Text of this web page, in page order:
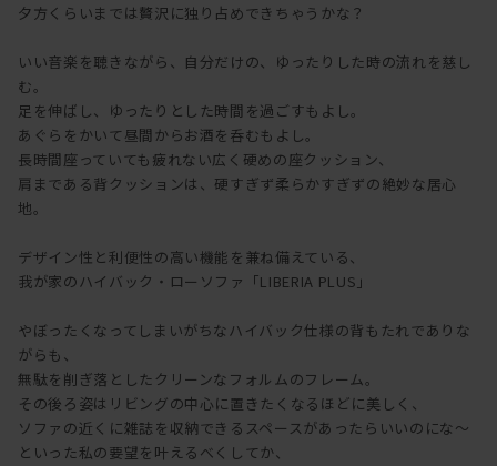
夕方くらいまでは贅沢に独り占めできちゃうかな？
いい音楽を聴きながら、自分だけの、ゆったりした時の流れを慈し
む。
足を伸ばし、ゆったりとした時間を過ごすもよし。
あぐらをかいて昼間からお酒を呑むもよし。
長時間座っていても疲れない広く硬めの座クッション、
肩まである背クッションは、硬すぎず柔らかすぎずの絶妙な居心
地。
デザイン性と利便性の高い機能を兼ね備えている、
我が家のハイバック・ローソファ「LIBERIA PLUS」
やぼったくなってしまいがちなハイバック仕様の背もたれでありな
がらも、
無駄を削ぎ落としたクリーンなフォルムのフレーム。
その後ろ姿はリビングの中心に置きたくなるほどに美しく、
ソファの近くに雑誌を収納できるスペースがあったらいいのにな～
といった私の要望を叶えるべくしてか、